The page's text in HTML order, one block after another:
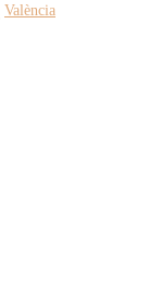
València